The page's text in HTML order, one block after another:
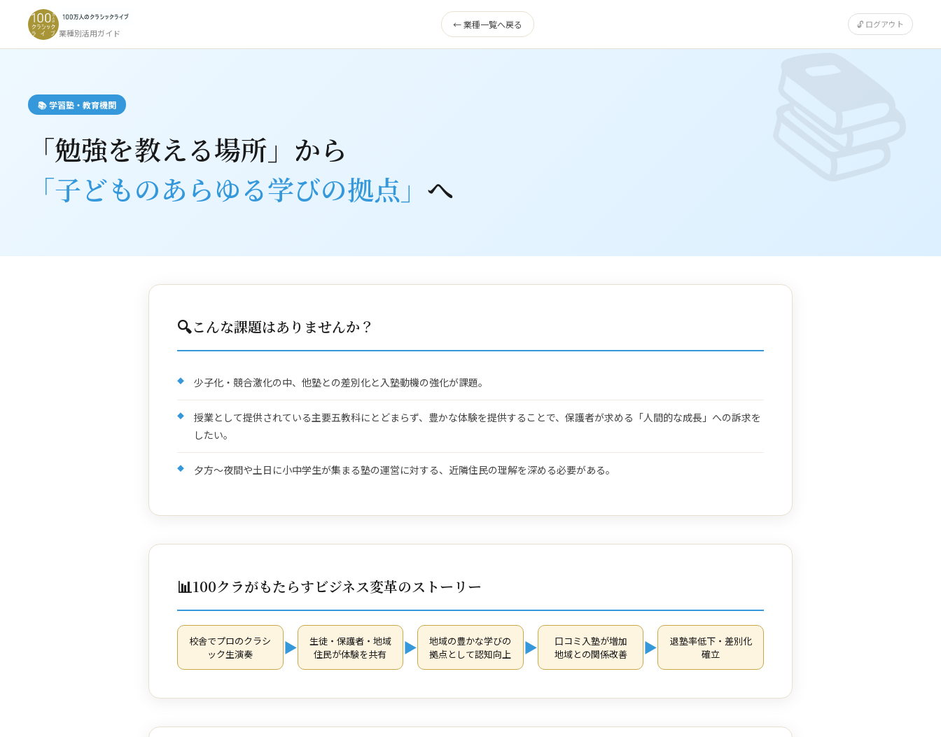
業種別活用ガイド
← 業種一覧へ戻る 🔓 ログアウト
📚 学習塾・教育機関
「勉強を教える場所」から
「子どものあらゆる学びの拠点」 へ
🔍こんな課題はありませんか？
少子化・競合激化の中、他塾との差別化と入塾動機の強化が課題。
授業として提供されている主要五教科にとどまらず、豊かな体験を提供することで、保護者が求める「人間的な成長」への訴求を
したい。
夕方〜夜間や土日に小中学生が集まる塾の運営に対する、近隣住民の理解を深める必要がある。
📊100クラがもたらすビジネス変革のストーリー
校舎でプロのクラシ
ック生演奏
▶
生徒・保護者・地域
住民が体験を共有
▶
地域の豊かな学びの
拠点として認知向上
▶
口コミ入塾が増加
地域との関係改善
▶
退塾率低下・差別化
確立